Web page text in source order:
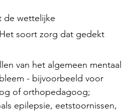
de wettelijke
soort zorg dat gedekt
van het algemeen mentaal
- bijvoorbeeld voor
of orthopedagoog;
epilepsie, eetstoornissen,